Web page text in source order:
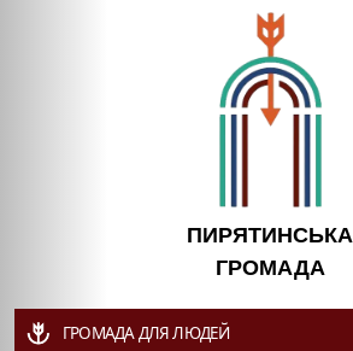
ПИРЯТИНСЬКА
ГРОМАДА
ГРОМАДА ДЛЯ ЛЮДЕЙ